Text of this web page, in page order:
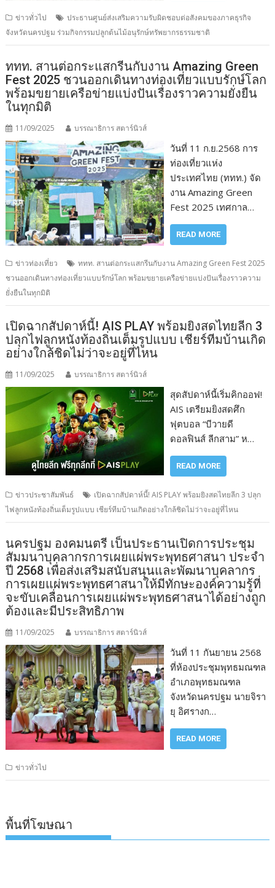
ข่าวทั่วไป
ประธานศูนย์ส่งเสริมความรับผิดชอบต่อสังคมของภาคธุรกิจ
จังหวัดนครปฐม ร่วมกิจกรรมปลูกต้นไม้อนุรักษ์ทรัพยากรธรรมชาติ
ททท. สานต่อกระแสกรีนกับงาน Amazing Green
Fest 2025 ชวนออกเดินทางท่องเที่ยวแบบรักษ์โลก
พร้อมขยายเครือข่ายแบ่งปันเรื่องราวความยั่งยืน
ในทุกมิติ
11/09/2025 บรรณาธิการ สตาร์นิวส์
วันที่ 11 ก.ย.2568 การ
ท่องเที่ยวแห่ง
ประเทศไทย (ททท.) จัด
งาน Amazing Green
Fest 2025 เทศกาล…
READ MORE
ข่าวท่องเที่ยว
ททท. สานต่อกระแสกรีนกับงาน Amazing Green Fest 2025
ชวนออกเดินทางท่องเที่ยวแบบรักษ์โลก พร้อมขยายเครือข่ายแบ่งปันเรื่องราวความ
ยั่งยืนในทุกมิติ
เปิดฉากสัปดาห์นี้! AIS PLAY พร้อมยิงสดไทยลีก 3
ปลุกไฟลูกหนังท้องถิ่นเต็มรูปแบบ เชียร์ทีมบ้านเกิด
อย่างใกล้ชิดไม่ว่าจะอยู่ที่ไหน
11/09/2025 บรรณาธิการ สตาร์นิวส์
สุดสัปดาห์นี้เริ่มคิกออฟ!
AIS เตรียมยิงสดศึก
ฟุตบอล “บีวายดี
ดอลฟินส์ ลีกสาม” ห…
READ MORE
ข่าวประชาสัมพันธ์
เปิดฉากสัปดาห์นี้! AIS PLAY พร้อมยิงสดไทยลีก 3 ปลุก
ไฟลูกหนังท้องถิ่นเต็มรูปแบบ เชียร์ทีมบ้านเกิดอย่างใกล้ชิดไม่ว่าจะอยู่ที่ไหน
นครปฐม องคมนตรี เป็นประธานเปิดการประชุม
สัมมนาบุคลากรการเผยแผ่พระพุทธศาสนา ประจำ
ปี 2568 เพื่อส่งเสริมสนับสนุนและพัฒนาบุคลากร
การเผยแผ่พระพุทธศาสนาให้มีทักษะองค์ความรู้ที่
จะขับเคลื่อนการเผยแผ่พระพุทธศาสนาได้อย่างถูก
ต้องและมีประสิทธิภาพ
11/09/2025 บรรณาธิการ สตาร์นิวส์
วันที่ 11 กันยายน 2568
ที่ห้องประชุมพุทธมณฑล
อำเภอพุทธมณฑล
จังหวัดนครปฐม นายจิรา
ยุ อิศรางก…
READ MORE
ข่าวทั่วไป
พื้นที่โฆษณา